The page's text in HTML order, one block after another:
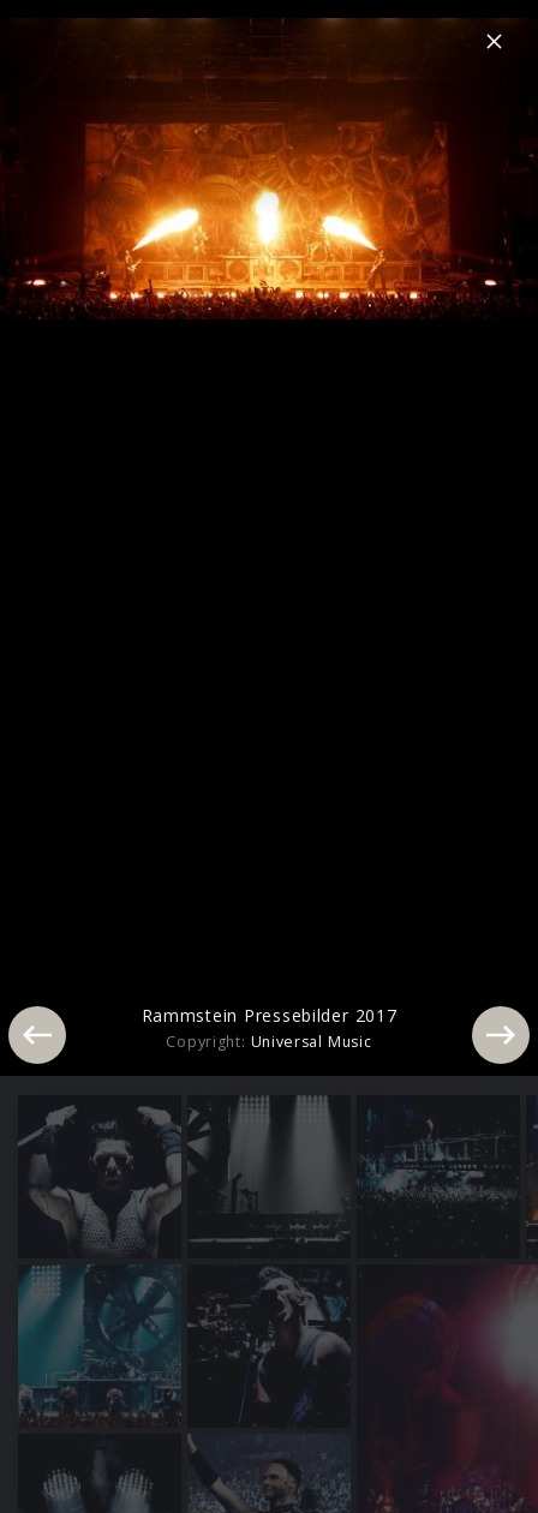
Menu
Rammstein
Home News Musik Fotos Biografie
Sehnsucht (Anniversary Edition)
Rammstein Pressebilder 2017
Rammstein Pressebilder 2017
Copyright: Universal Music